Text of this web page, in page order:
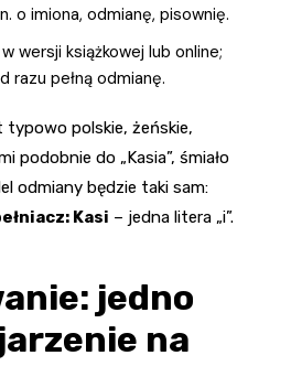
o imiona, odmianę, pisownię.
wersji książkowej lub online;
razu pełną odmianę.
typowo polskie, żeńskie,
podobnie do „Kasia”, śmiało
odmiany będzie taki sam:
Kasi – jedna litera „i”.
jedno
na